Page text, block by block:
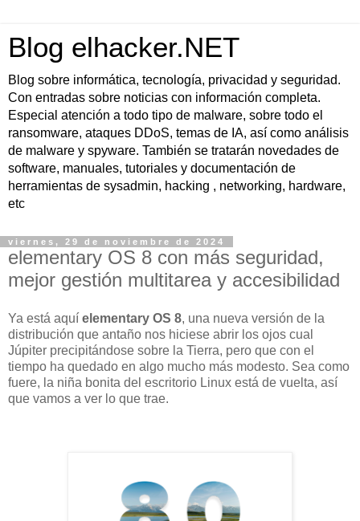
Blog elhacker.NET
Blog sobre informática, tecnología, privacidad y seguridad.
Con entradas sobre noticias con información completa.
Especial atención a todo tipo de malware, sobre todo el
ransomware, ataques DDoS, temas de IA, así como análisis
de malware y spyware. También se tratarán novedades de
software, manuales, tutoriales y documentación de
herramientas de sysadmin, hacking , networking, hardware,
etc
viernes, 29 de noviembre de 2024
elementary OS 8 con más seguridad,
mejor gestión multitarea y accesibilidad
Ya está aquí elementary OS 8, una nueva versión de la
distribución que antaño nos hiciese abrir los ojos cual
Júpiter precipitándose sobre la Tierra, pero que con el
tiempo ha quedado en algo mucho más modesto. Sea como
fuere, la niña bonita del escritorio Linux está de vuelta, así
que vamos a ver lo que trae.